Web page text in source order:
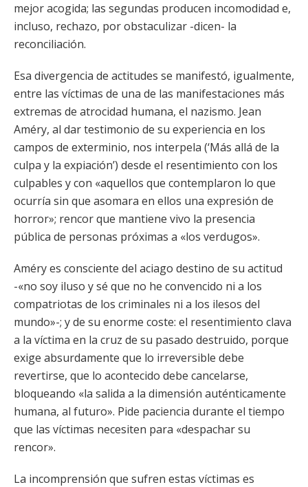
mejor acogida; las segundas producen incomodidad e,
incluso, rechazo, por obstaculizar -dicen- la
reconciliación.
Esa divergencia de actitudes se manifestó, igualmente,
entre las víctimas de una de las manifestaciones más
extremas de atrocidad humana, el nazismo. Jean
Améry, al dar testimonio de su experiencia en los
campos de exterminio, nos interpela (‘Más allá de la
culpa y la expiación’) desde el resentimiento con los
culpables y con «aquellos que contemplaron lo que
ocurría sin que asomara en ellos una expresión de
horror»; rencor que mantiene vivo la presencia
pública de personas próximas a «los verdugos».
Améry es consciente del aciago destino de su actitud
-«no soy iluso y sé que no he convencido ni a los
compatriotas de los criminales ni a los ilesos del
mundo»-; y de su enorme coste: el resentimiento clava
a la víctima en la cruz de su pasado destruido, porque
exige absurdamente que lo irreversible debe
revertirse, que lo acontecido debe cancelarse,
bloqueando «la salida a la dimensión auténticamente
humana, al futuro». Pide paciencia durante el tiempo
que las víctimas necesiten para «despachar su
rencor».
La incomprensión que sufren estas víctimas es